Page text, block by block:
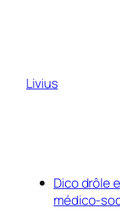
Livius
Dico drôle
médico-